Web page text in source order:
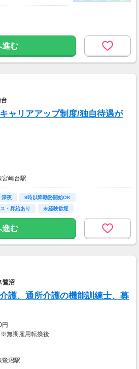
進む
ャリアアップ制度/独自待遇が
価)
宮崎台駅
深夜
9時以降勤務開始OK
・昇給あり 未経験歓迎
進む
鷺沼
護、通所介護の機能訓練士、募
無期雇用転換後
43時間分）
鷺沼駅